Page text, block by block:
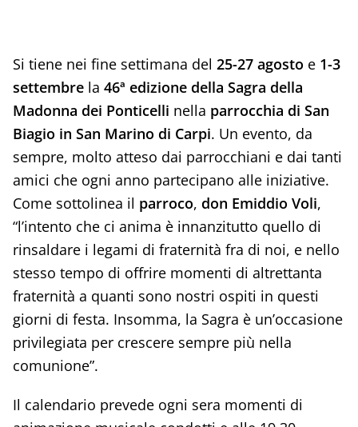
Si tiene nei fine settimana del 25-27 agosto e 1-3
settembrela 46ª edizione della Sagra della
Madonna dei Ponticelli nella parrocchia di San
Biagio in San Marino di Carpi. Un evento, da
sempre, molto atteso dai parrocchiani e dai tanti
amici che ogni anno partecipano alle iniziative.
Come sottolinea il parroco, don Emiddio Voli,
“l’intento che ci anima è innanzitutto quello di
rinsaldare i legami di fraternità fra di noi, e nello
stesso tempo di offrire momenti di altrettanta
fraternità a quanti sono nostri ospiti in questi
giorni di festa. Insomma, la Sagra è un’occasione
privilegiata per crescere sempre più nella
comunione”.
Il calendario prevede ogni sera momenti di